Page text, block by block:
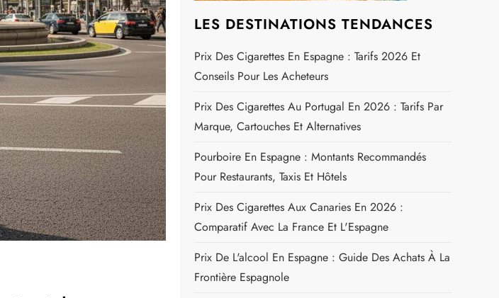
REJOIGNEZ NOUS SUR FACEBOOK
LES DESTINATIONS TENDANCES
Prix Des Cigarettes En Espagne : Tarifs 2026 Et
Conseils Pour Les Acheteurs